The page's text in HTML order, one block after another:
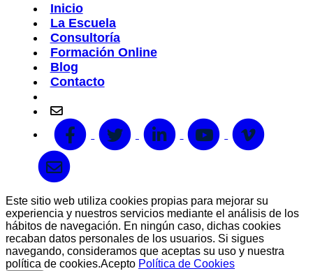
Inicio
La Escuela
Consultoría
Formación Online
Blog
Contacto
Este sitio web utiliza cookies propias para mejorar su
experiencia y nuestros servicios mediante el análisis de los
hábitos de navegación. En ningún caso, dichas cookies
recaban datos personales de los usuarios. Si sigues
navegando, consideramos que aceptas su uso y nuestra
política de cookies.Acepto Política de Cookies